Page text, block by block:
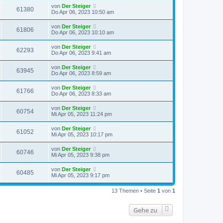
61380 von Der Steiger
Do Apr 06, 2023 10:50 am
61806 von Der Steiger
Do Apr 06, 2023 10:10 am
62293 von Der Steiger
Do Apr 06, 2023 9:41 am
63945 von Der Steiger
Do Apr 06, 2023 8:59 am
61766 von Der Steiger
Do Apr 06, 2023 8:33 am
60754 von Der Steiger
Mi Apr 05, 2023 11:24 pm
61052 von Der Steiger
Mi Apr 05, 2023 10:17 pm
60746 von Der Steiger
Mi Apr 05, 2023 9:38 pm
60485 von Der Steiger
Mi Apr 05, 2023 9:17 pm
13 Themen • Seite 1 von 1
Gehe zu